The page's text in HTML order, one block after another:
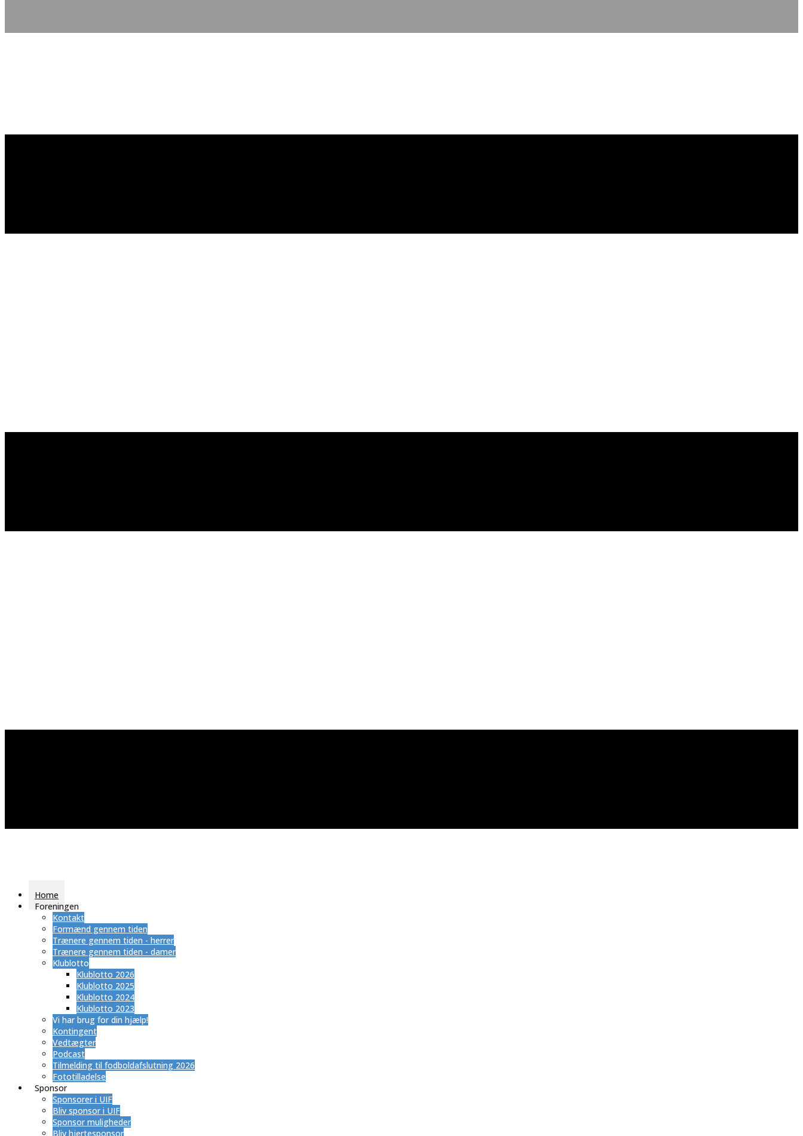
Home
Foreningen
Kontakt
Formænd gennem tiden
Trænere gennem tiden - herrer
Trænere gennem tiden - damer
Klublotto
Klublotto 2026
Klublotto 2025
Klublotto 2024
Klublotto 2023
Vi har brug for din hjælp!
Kontingent
Vedtægter
Podcast
Tilmelding til fodboldafslutning 2026
Fototilladelse
Sponsor
Sponsorer i UIF
Bliv sponsor i UIF
Sponsor muligheder
Bliv hjertesponsor